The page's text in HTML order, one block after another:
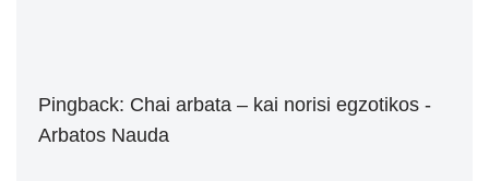
Pingback: Chai arbata – kai norisi egzotikos -
Arbatos Nauda